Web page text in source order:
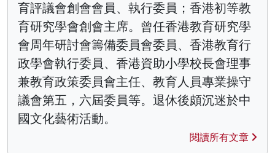
育評議會創會會員、執行委員；香港初等教
育研究學會創會主席。曾任香港教育研究學
會周年研討會籌備委員會委員、香港教育行
政學會執行委員、香港資助小學校長會理事
兼教育政策委員會主任、教育人員專業操守
議會第五，六屆委員等。退休後頗沉迷於中
國文化藝術活動。
閱讀所有文章